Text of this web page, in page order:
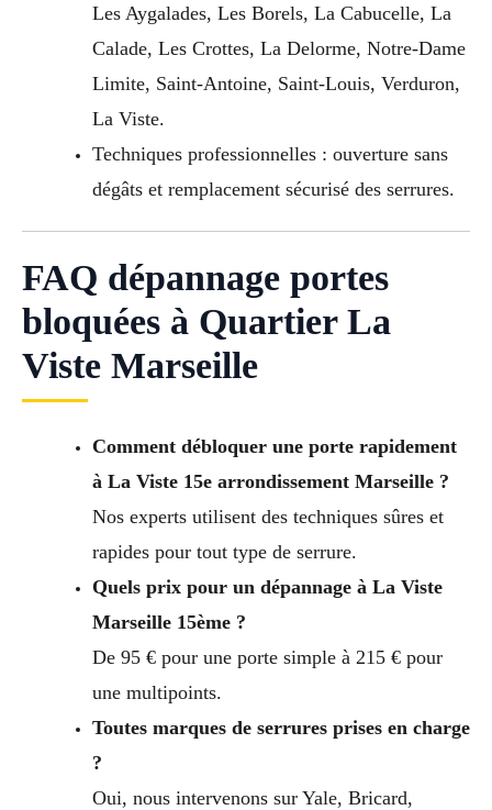
Les Aygalades, Les Borels, La Cabucelle, La
Calade, Les Crottes, La Delorme, Notre-Dame
Limite, Saint-Antoine, Saint-Louis, Verduron,
La Viste.
Techniques professionnelles : ouverture sans
dégâts et remplacement sécurisé des serrures.
FAQ dépannage portes
bloquées à Quartier La
Viste Marseille
Comment débloquer une porte rapidement
à La Viste 15e arrondissement Marseille ?
Nos experts utilisent des techniques sûres et
rapides pour tout type de serrure.
Quels prix pour un dépannage à La Viste
Marseille 15ème ?
De 95 € pour une porte simple à 215 € pour
une multipoints.
Toutes marques de serrures prises en charge
?
Oui, nous intervenons sur Yale, Bricard,